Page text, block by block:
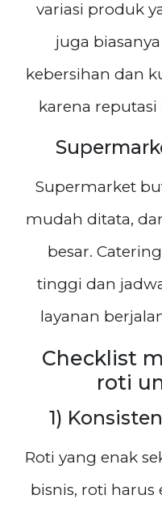
variasi produk
juga
kebersihan dan
karena reputasi
Supermarket
mudah ditata,
besar.
tinggi dan
layanan
Checklist
roti
1)
Roti yang enak
bisnis, roti harus